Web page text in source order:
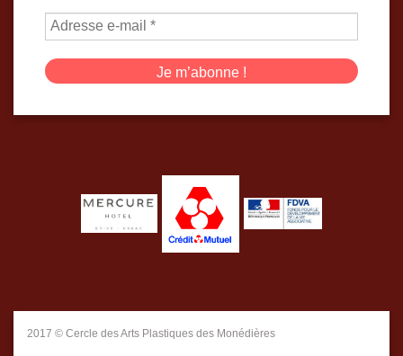
2017 © Cercle des Arts Plastiques des Monédières